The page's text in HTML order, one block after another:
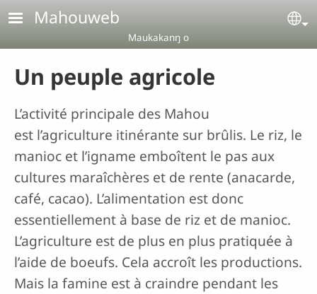
Aller au contenu principal
Mahouweb
Maukakanŋ o
Un peuple agricole
L’activité principale des Mahou
est l’agriculture itinérante sur brûlis. Le riz, le
manioc et l’igname emboîtent le pas aux
cultures maraîchères et de rente (anacarde,
café, cacao). L’alimentation est donc
essentiellement à base de riz et de manioc.
L’agriculture est de plus en plus pratiquée à
l’aide de boeufs. Cela accroît les productions.
Mais la famine est à craindre pendant les